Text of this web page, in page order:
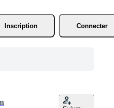
Inscription
Connecter